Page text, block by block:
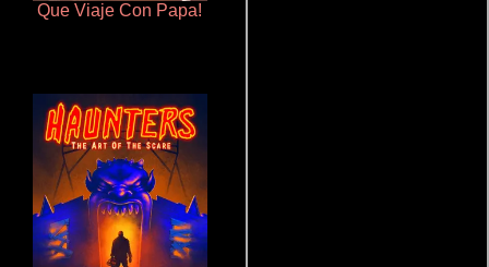
Que Viaje Con Papa!